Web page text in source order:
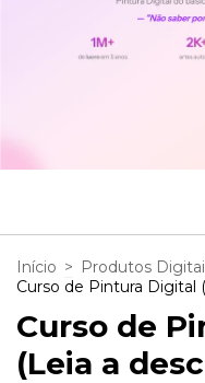
Início > Produtos
Curso de Pintura Digital
Curso de
(Leia a